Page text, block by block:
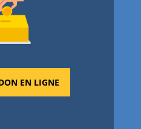
EN LIGNE